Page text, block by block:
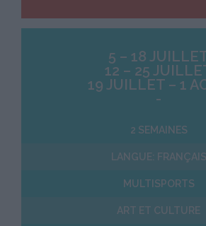
5 – 18
12 – 25
19 JUILLET – 1
-
2 SEMAINES
LANGUE: FRANÇAIS
MULTISPORTS
ART ET CULTURE